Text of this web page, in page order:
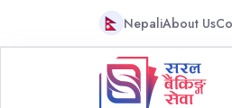
NepaliAbout Us